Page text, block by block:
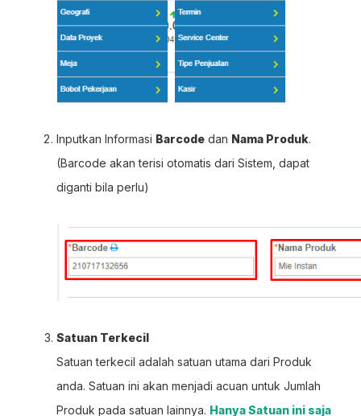
Inputkan Informasi Barcode dan Nama Produk.
(Barcode akan terisi otomatis dari Sistem, dapat
diganti bila perlu)
Satuan Terkecil
Satuan terkecil adalah satuan utama dari Produk
anda. Satuan ini akan menjadi acuan untuk Jumlah
Produk pada satuan lainnya. Hanya Satuan ini saja